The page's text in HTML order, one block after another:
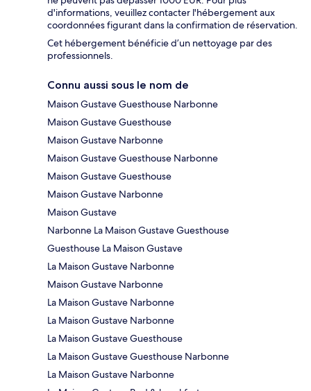
d'informations, veuillez contacter l'hébergement aux
coordonnées figurant dans la confirmation de réservation.
Cet hébergement bénéficie d’un nettoyage par des
professionnels.
Connu aussi sous le nom de
Maison Gustave Guesthouse Narbonne
Maison Gustave Guesthouse
Maison Gustave Narbonne
Maison Gustave Guesthouse Narbonne
Maison Gustave Guesthouse
Maison Gustave Narbonne
Maison Gustave
Narbonne La Maison Gustave Guesthouse
Guesthouse La Maison Gustave
La Maison Gustave Narbonne
Maison Gustave Narbonne
La Maison Gustave Narbonne
La Maison Gustave Narbonne
La Maison Gustave Guesthouse
La Maison Gustave Guesthouse Narbonne
La Maison Gustave Narbonne